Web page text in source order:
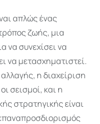
απλώς ένας
ζωής, μια
να συνεχίσει να
να μετασχηματιστεί.
η διαχείριση
σεισμοί, και η
στρατηγικής είναι